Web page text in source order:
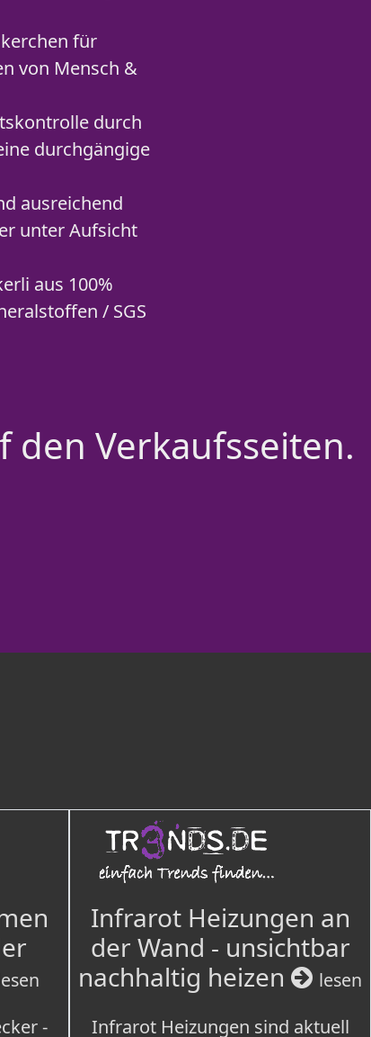
für
von Mensch &
durch
durchgängige
ausreichend
unter Aufsicht
aus 100%
/ SGS
den Verkaufsseiten.
-
Infrarot Heizungen an
der Wand - unsichtbar
nachhaltig heizen
lesen
Infrarot Heizungen sind aktuell